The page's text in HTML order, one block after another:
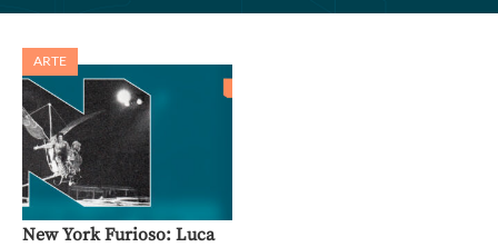
ABOUT
LETTERATURA MONDO ANTICO
ARTE
New York Furioso: Luca